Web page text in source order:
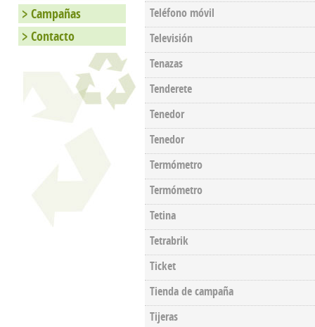
Teléfono móvil
Televisión
Tenazas
Tenderete
Tenedor
Tenedor
Termómetro
Termómetro
Tetina
Tetrabrik
Ticket
Tienda de campaña
Tijeras
Campañas
Contacto